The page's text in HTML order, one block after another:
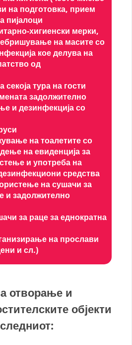
на подготовка, прием
пијалоци
хигиенски мерки,
на масите со
кое делува на
од
тура на гости
задолжително
и дезинфекција со
на тоалетите со
на евиденција за
и употреба на
средства
на сушачи за
и задолжително
за раце за еднократна
на прослави
и сл.)
отворање и
објекти